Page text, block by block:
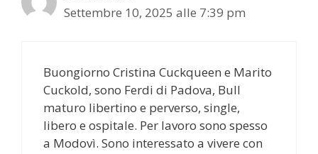
Settembre 10, 2025 alle 7:39 pm
Buongiorno Cristina Cuckqueen e Marito
Cuckold, sono Ferdi di Padova, Bull
maturo libertino e perverso, single,
libero e ospitale. Per lavoro sono spesso
a Modovì. Sono interessato a vivere con